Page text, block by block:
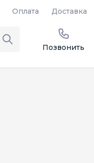
Оплата Доставка
Позвонить